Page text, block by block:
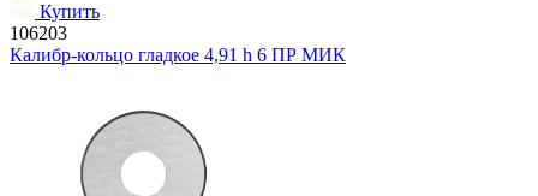
Купить
106203
Калибр-кольцо гладкое 4,91 h 6 ПР МИК